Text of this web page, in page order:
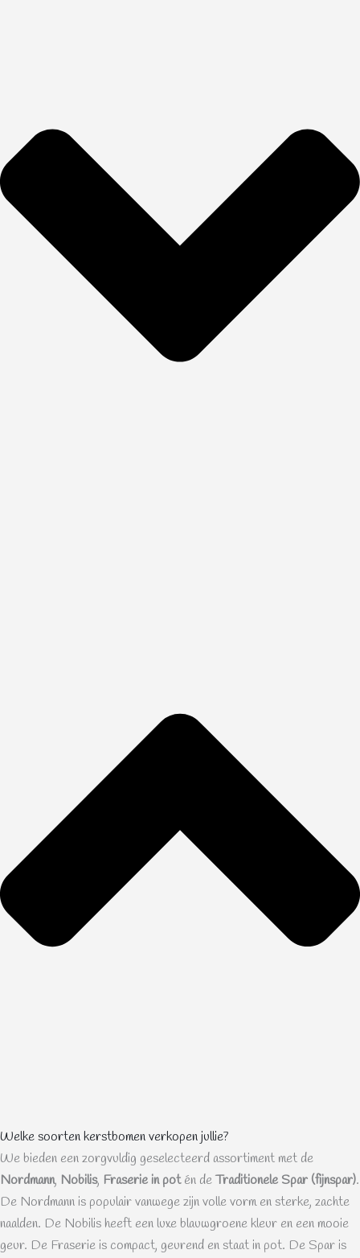
Welke soorten kerstbomen verkopen jullie?
We bieden een zorgvuldig geselecteerd assortiment met de
Nordmann, Nobilis, Fraserie in potén deTraditionele Spar (fijnspar).
De Nordmann is populair vanwege zijn volle vorm en sterke, zachte
naalden. De Nobilis heeft een luxe blauwgroene kleur en een mooie
geur. De Fraserie is compact, geurend en staat in pot. De Spar is